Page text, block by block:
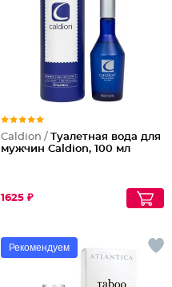
Caldion / Туалетная вода для
мужчин Caldion, 100 мл
1625 ₽
Рекомендуем